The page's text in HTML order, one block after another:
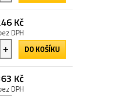
Kč
DPH
+ DO KOŠÍKU
Kč
DPH